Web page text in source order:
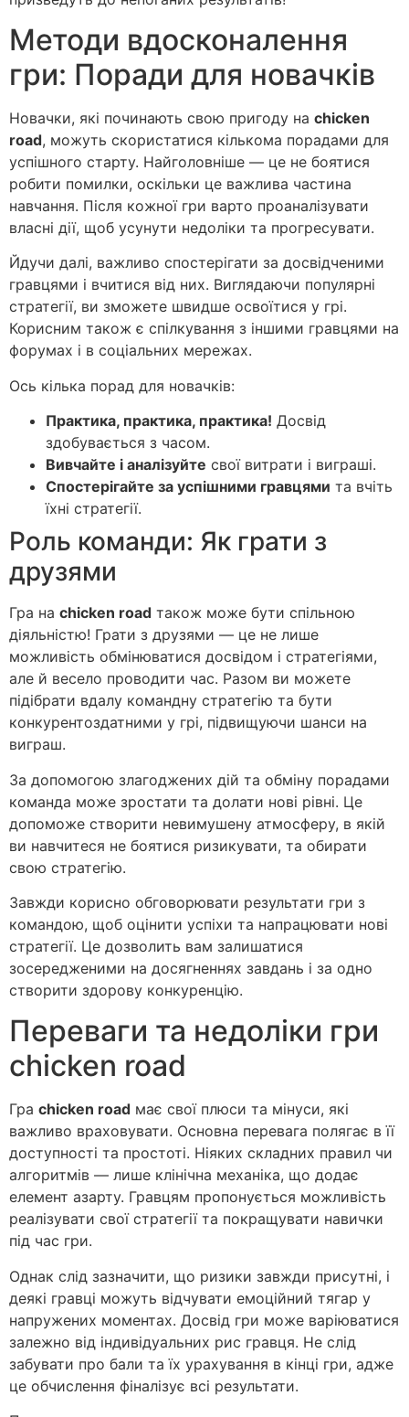
Методи вдосконалення
гри: Поради для новачків
Новачки, які починають свою пригоду на chicken
road, можуть скористатися кількома порадами для
успішного старту. Найголовніше — це не боятися
робити помилки, оскільки це важлива частина
навчання. Після кожної гри варто проаналізувати
власні дії, щоб усунути недоліки та прогресувати.
Йдучи далі, важливо спостерігати за досвідченими
гравцями і вчитися від них. Виглядаючи популярні
стратегії, ви зможете швидше освоїтися у грі.
Корисним також є спілкування з іншими гравцями на
форумах і в соціальних мережах.
Ось кілька порад для новачків:
Практика, практика, практика! Досвід
здобувається з часом.
Вивчайте і аналізуйте свої витрати і виграші.
Спостерігайте за успішними гравцями та вчіть
їхні стратегії.
Роль команди: Як грати з
друзями
Гра на chicken road також може бути спільною
діяльністю! Грати з друзями — це не лише
можливість обмінюватися досвідом і стратегіями,
але й весело проводити час. Разом ви можете
підібрати вдалу командну стратегію та бути
конкурентоздатними у грі, підвищуючи шанси на
виграш.
За допомогою злагоджених дій та обміну порадами
команда може зростати та долати нові рівні. Це
допоможе створити невимушену атмосферу, в якій
ви навчитеся не боятися ризикувати, та обирати
свою стратегію.
Завжди корисно обговорювати результати гри з
командою, щоб оцінити успіхи та напрацювати нові
стратегії. Це дозволить вам залишатися
зосередженими на досягненнях завдань і за одно
створити здорову конкуренцію.
Переваги та недоліки гри
chicken road
Гра chicken road має свої плюси та мінуси, які
важливо враховувати. Основна перевага полягає в її
доступності та простоті. Ніяких складних правил чи
алгоритмів — лише клінічна механіка, що додає
елемент азарту. Гравцям пропонується можливість
реалізувати свої стратегії та покращувати навички
під час гри.
Однак слід зазначити, що ризики завжди присутні, і
деякі гравці можуть відчувати емоційний тягар у
напружених моментах. Досвід гри може варіюватися
залежно від індивідуальних рис гравця. Не слід
забувати про бали та їх урахування в кінці гри, адже
це обчислення фіналізує всі результати.